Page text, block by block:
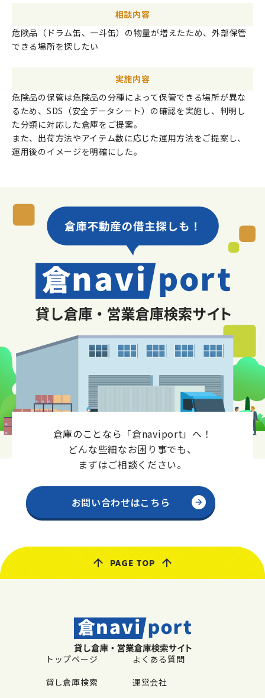
相談内容
危険品（ドラム缶、一斗缶）の物量が増えたため、外部保管
できる場所を探したい
実施内容
危険品の保管は危険品の分種によって保管できる場所が異な
るため、SDS（安全データシート）の確認を実施し、判明し
た分類に対応した倉庫をご提案。
また、出荷方法やアイテム数に応じた運用方法をご提案し、
運用後のイメージを明確にした。
倉庫のことなら「倉naviport」へ！
どんな些細なお困り事でも、
まずはご相談ください。
お問い合わせはこちら
PAGE TOP
トップページ
貸し倉庫検索
よくある質問
運営会社